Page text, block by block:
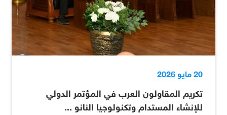
20 مايو 2026
تكريم المقاولون العرب في المؤتمر الدولي
للإنشاء المستدام وتكنولوجيا النانو ...